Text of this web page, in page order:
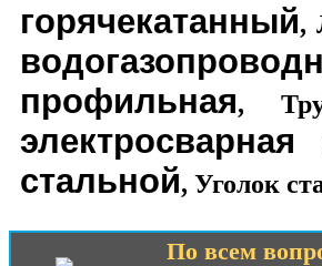
горячекатанный,
профильная,
стальной, Уголок
По всем